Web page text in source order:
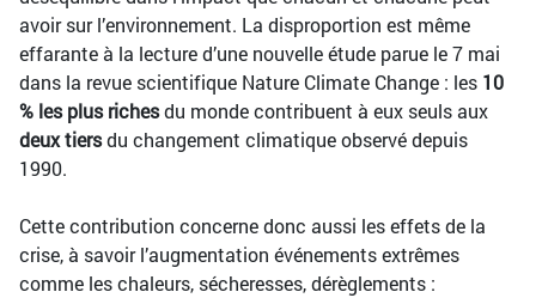
avoir sur l’environnement. La disproportion est même
effarante à la lecture d’une nouvelle étude parue le 7 mai
dans la revue scientifique Nature Climate Change : les 10
% les plus richesdu monde contribuent à eux seuls aux
deux tiersdu changement climatique observé depuis
1990.
Cette contribution concerne donc aussi les effets de la
crise, à savoir l’augmentation événements extrêmes
comme les chaleurs, sécheresses, dérèglements :